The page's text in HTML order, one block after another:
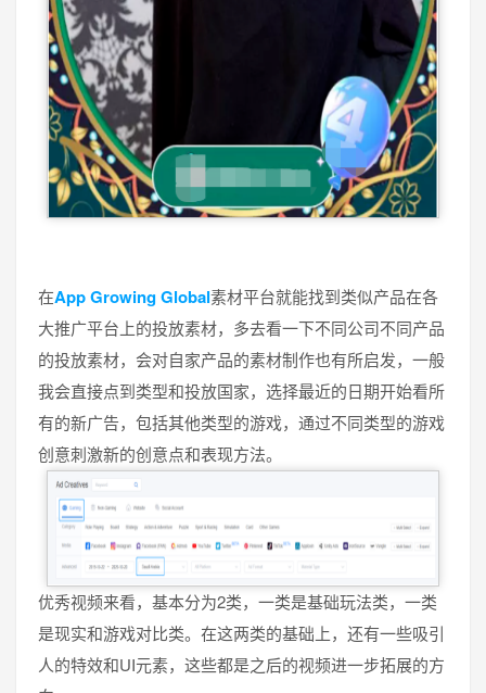
在App Growing Global素材平台就能找到类似产品在各
大推广平台上的投放素材，多去看一下不同公司不同产品
的投放素材，会对自家产品的素材制作也有所启发，一般
我会直接点到类型和投放国家，选择最近的日期开始看所
有的新广告，包括其他类型的游戏，通过不同类型的游戏
创意刺激新的创意点和表现方法。
优秀视频来看，基本分为2类，一类是基础玩法类，一类
是现实和游戏对比类。在这两类的基础上，还有一些吸引
人的特效和UI元素，这些都是之后的视频进一步拓展的方